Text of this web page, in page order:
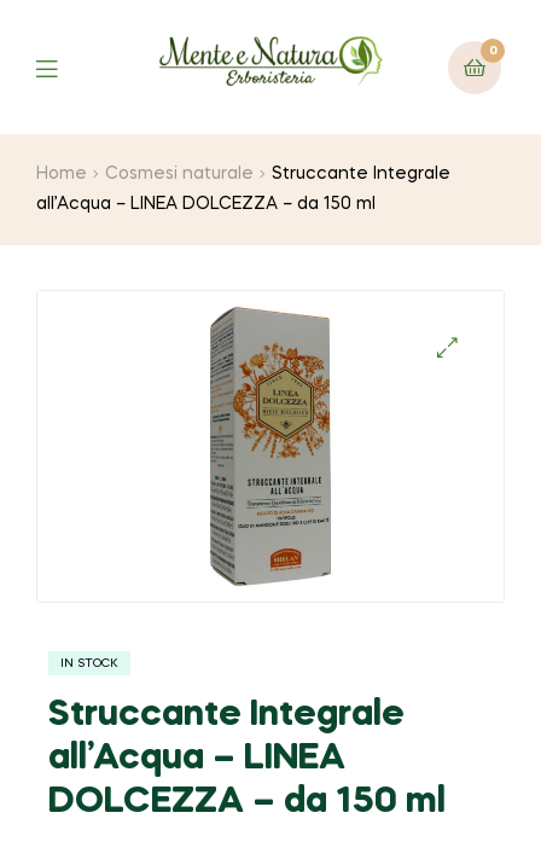
0
Home Cosmesi naturale
Struccante Integrale
all’Acqua – LINEA DOLCEZZA – da 150 ml
IN STOCK
Struccante Integrale
all’Acqua – LINEA
DOLCEZZA – da 150 ml